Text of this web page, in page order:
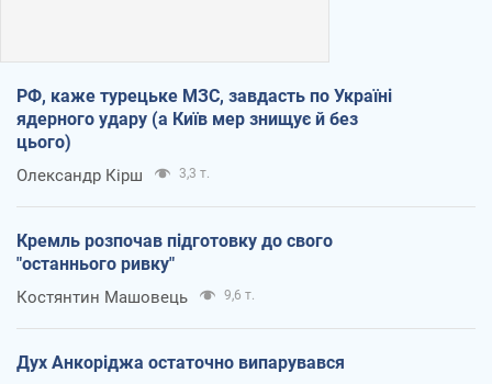
РФ, каже турецьке МЗС, завдасть по Україні
ядерного удару (а Київ мер знищує й без
цього)
Олександр Кірш 3,3 т.
Кремль розпочав підготовку до свого
"останнього ривку"
Костянтин Машовець 9,6 т.
Дух Анкоріджа остаточно випарувався